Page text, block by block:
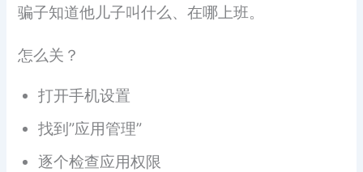
骗子知道他儿子叫什么、在哪上班。
怎么关？
打开手机设置
找到”应用管理”
逐个检查应用权限